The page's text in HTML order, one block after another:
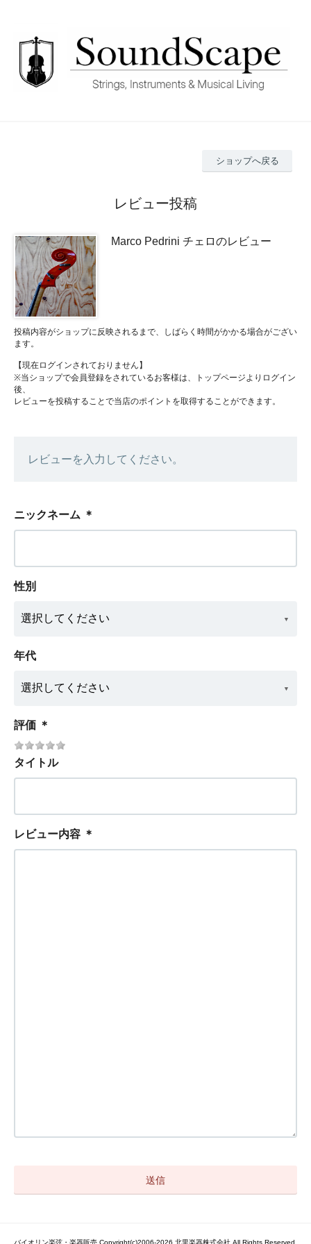
ショップへ戻る
レビュー投稿
Marco Pedrini チェロのレビュー
投稿内容がショップに反映されるまで、しばらく時間がかかる場合がござい
ます。
【現在ログインされておりません】
※当ショップで会員登録をされているお客様は、トップページよりログイン
後、
レビューを投稿することで当店のポイントを取得することができます。
レビューを入力してください。
ニックネーム ＊
性別
年代
評価 ＊
タイトル
レビュー内容 ＊
バイオリン楽弦・楽器販売 Copyright(c)2006-2026 北里楽器株式会社 All Rights Reserved.